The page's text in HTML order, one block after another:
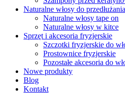
Naturalne włosy do przedłużania
Naturalne włosy tape on
Naturalne włosy w kitce
Sprzęt i akcesoria fryzjerskie
Szczotki fryzjerskie do
Prostownice fryzjerskie
Pozostałe akcesoria do
Nowe produkty
Blog
Kontakt